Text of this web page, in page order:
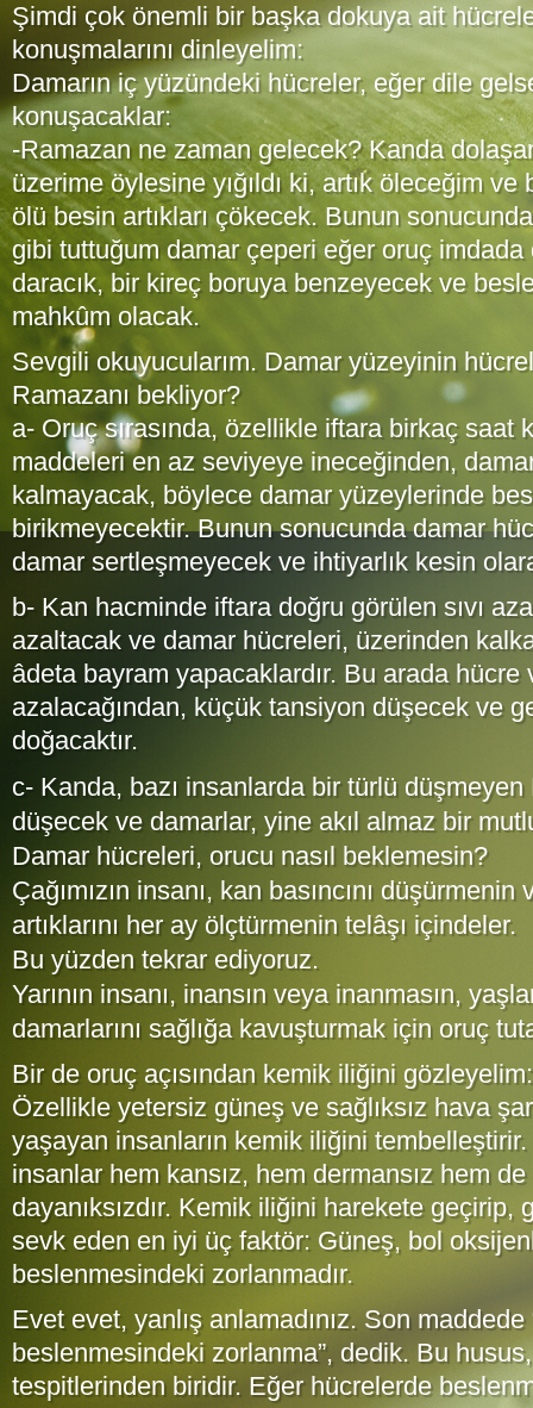
Şimdi çok önemli bir başka dokuya ait
konuşmalarını dinleyelim:
Damarın iç yüzündeki hücreler, eğer dile
konuşacaklar:
-Ramazan ne zaman gelecek? Kanda
üzerime öylesine yığıldı ki, artık öleceğim
ölü besin artıkları çökecek. Bunun
gibi tuttuğum damar çeperi eğer oruç
daracık, bir kireç boruya benzeyecek ve
mahkûm olacak.
Sevgili okuyucularım. Damar yüzeyinin
Ramazanı bekliyor?
a- Oruç sırasında, özellikle iftara birkaç saat
maddeleri en az seviyeye ineceğinden,
kalmayacak, böylece damar yüzeylerinde
birikmeyecektir. Bunun sonucunda damar
damar sertleşmeyecek ve ihtiyarlık kesin
b- Kan hacminde iftara doğru görülen sıvı
azaltacak ve damar hücreleri, üzerinden
âdeta bayram yapacaklardır. Bu arada hücre
azalacağından, küçük tansiyon düşecek ve
doğacaktır.
c- Kanda, bazı insanlarda bir türlü
düşecek ve damarlar, yine akıl almaz bir
Damar hücreleri, orucu nasıl beklemesin?
Çağımızın insanı, kan basıncını
artıklarını her ay ölçtürmenin telâşı içindeler.
Bu yüzden tekrar ediyoruz.
Yarının insanı, inansın veya inanmasın,
damarlarını sağlığa kavuşturmak için oruç
Bir de oruç açısından kemik iliğini gözleyelim:
Özellikle yetersiz güneş ve sağlıksız hava
yaşayan insanların kemik iliğini
insanlar hem kansız, hem dermansız hem de
dayanıksızdır. Kemik iliğini harekete geçirip,
sevk eden en iyi üç faktör: Güneş, bol
beslenmesindeki zorlanmadır.
Evet evet, yanlış anlamadınız. Son maddede
beslenmesindeki zorlanma”, dedik. Bu
tespitlerinden biridir. Eğer hücrelerde